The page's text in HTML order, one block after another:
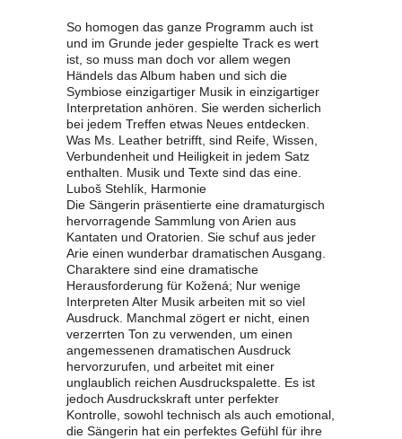
So homogen das ganze Programm auch ist
und im Grunde jeder gespielte Track es wert
ist, so muss man doch vor allem wegen
Händels das Album haben und sich die
Symbiose einzigartiger Musik in einzigartiger
Interpretation anhören. Sie werden sicherlich
bei jedem Treffen etwas Neues entdecken.
Was Ms. Leather betrifft, sind Reife, Wissen,
Verbundenheit und Heiligkeit in jedem Satz
enthalten. Musik und Texte sind das eine.
Luboš Stehlík, Harmonie
Die Sängerin präsentierte eine dramaturgisch
hervorragende Sammlung von Arien aus
Kantaten und Oratorien. Sie schuf aus jeder
Arie einen wunderbar dramatischen Ausgang.
Charaktere sind eine dramatische
Herausforderung für Kožená; Nur wenige
Interpreten Alter Musik arbeiten mit so viel
Ausdruck. Manchmal zögert er nicht, einen
verzerrten Ton zu verwenden, um einen
angemessenen dramatischen Ausdruck
hervorzurufen, und arbeitet mit einer
unglaublich reichen Ausdruckspalette. Es ist
jedoch Ausdruckskraft unter perfekter
Kontrolle, sowohl technisch als auch emotional,
die Sängerin hat ein perfektes Gefühl für ihre